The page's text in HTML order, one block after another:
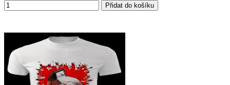
Přidat do košíku